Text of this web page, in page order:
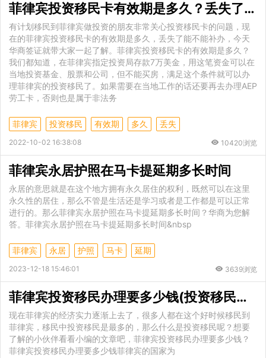
菲律宾投资移民卡有效期是多久？丢失了可以补办吗？
有计划移民到菲律宾做投资的朋友非常关心投资移民卡的问题，现
在的菲律宾投资移民卡的有效期是多久，丢失了能不能补办，今天
华商签证就带大家一起了解。菲律宾投资移民卡的有效期是多久？
我们都知道，在菲律宾指定投资局存款7万美金，用这笔资金可以在
当地投资基金、股票和公司，但不能买房，满足这个条件就可以办
理菲律宾的投资移民了。如果需要在当地工作的话还要再去办理AEP
劳工卡，否则也是属于非法务
菲律宾 投资移民 有效期 多久 丢失
2022-10-02 16:38:08 10420浏览
菲律宾永居护照在马卡提延期多长时间
永居的意思就是在这个地方拥有永久居住的权利，既然可以在这里
永久性的居住，那么不管是生活还是学习或者是工作都是可以正常
进行的。那么菲律宾永居护照在马卡提延期多长时间？华商为您解
答。菲律宾永居护照在马卡提延期多长时间&nbsp
菲律宾 永居 护照 马卡 延期
2023-12-18 15:46:01 3639浏览
菲律宾投资移民办理要多少钱(投资移民办理讲解)
现在菲律宾的经济实力逐渐上去了，很多人都在这个好时候移民到
菲律宾，移民中投资移民是最多的，那么什么是投资移民呢？想要
了解的小伙伴看看小编的文章吧，菲律宾投资移民办理要多少钱？
菲律宾投资移民办理要多少钱菲律宾的国家为